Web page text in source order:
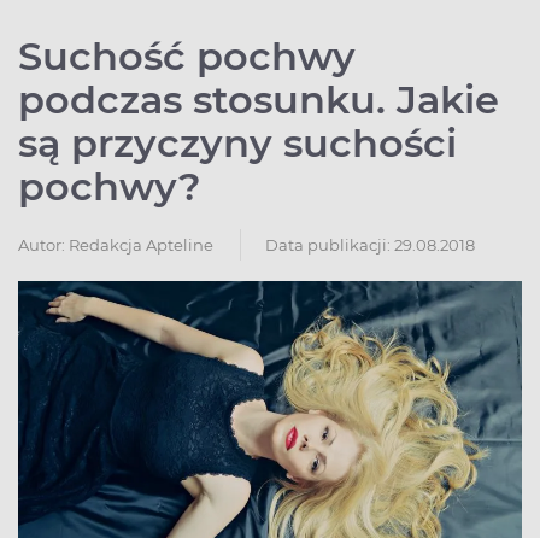
Suchość pochwy
podczas stosunku. Jakie
są przyczyny suchości
pochwy?
Autor: Redakcja Apteline Data publikacji: 29.08.2018